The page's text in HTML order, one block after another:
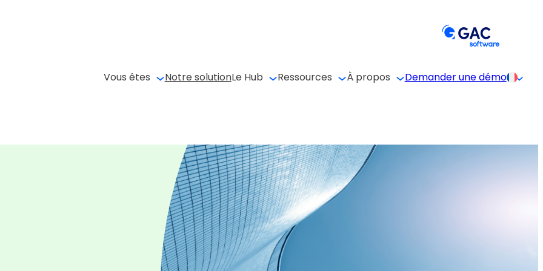
Vous êtes
Notre solutionLe Hub Ressources À propos Demander une démo